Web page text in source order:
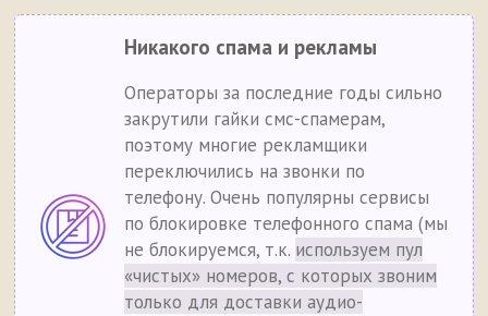
Никакого спама и рекламы
Операторы за последние годы сильно
закрутили гайки смс-спамерам,
поэтому многие рекламщики
переключились на звонки по
телефону. Очень популярны сервисы
по блокировке телефонного спама (мы
не блокируемся, т.к. используем пул
«чистых» номеров, с которых звоним
только для доставки аудио-